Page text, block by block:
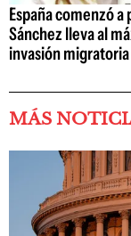
España comenzó
Sánchez lleva al
invasión
MÁS